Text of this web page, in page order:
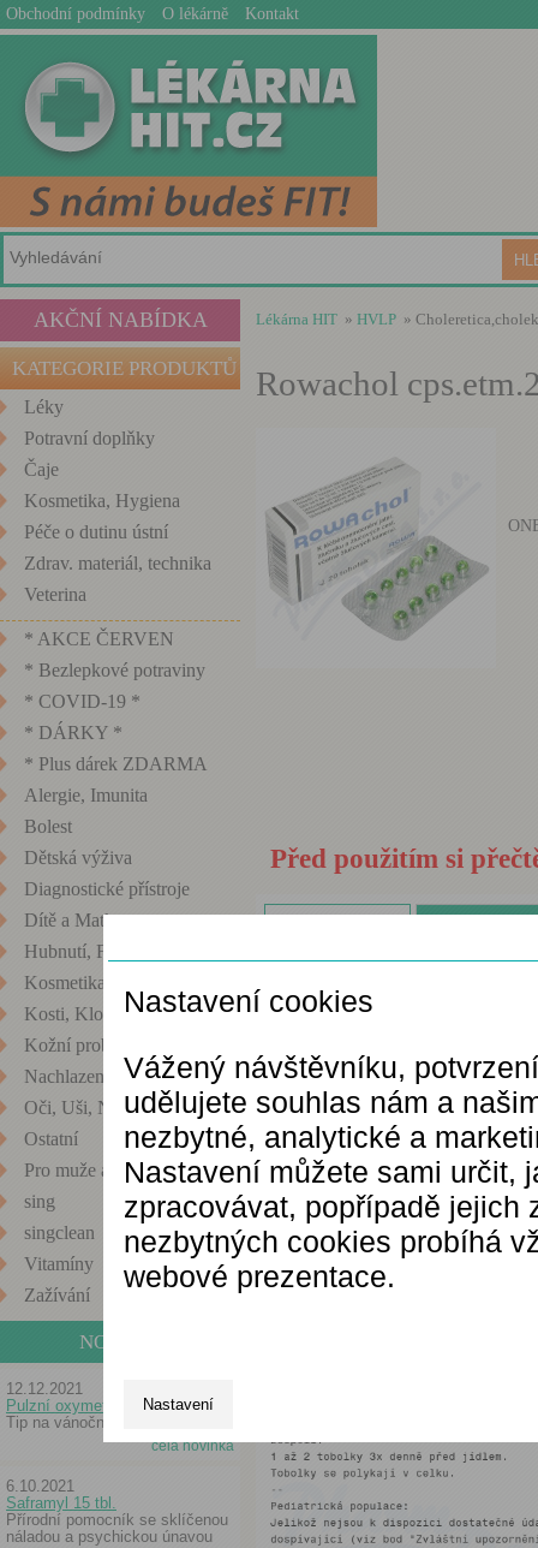
Obchodní podmínky O lékárně Kontakt
AKČNÍ NABÍDKA
KATEGORIE PRODUKTŮ
Léky
Potravní doplňky
Čaje
Kosmetika, Hygiena
Péče o dutinu ústní
Zdrav. materiál, technika
Veterina
* AKCE ČERVEN
* Bezlepkové potraviny
* COVID-19 *
* DÁRKY *
* Plus dárek ZDARMA
Alergie, Imunita
Bolest
Dětská výživa
Diagnostické přístroje
Dítě a Matka
Hubnutí, Fitness
Kosmetika
Kosti, Klouby
Kožní problémy
Nachlazení
Oči, Uši, Nos
Ostatní
Pro muže a ženy
sing
singclean
Vitamíny
Zažívání
NOVINKY
12.12.2021
Pulzní oxymetr
Tip na vánoční dárek
celá novinka
6.10.2021
Saframyl 15 tbl.
Přírodní pomocník se sklíčenou
náladou a psychickou únavou
Lékárna HIT » HVLP »
Rowachol
Před použitím si
Přípravek je určen k
kamenů. Čtěte
Nastavení cookies
Vážený návštěvníku,
udělujete souhlas nám a
nezbytné, analytické a
Nastavení můžete sami určit,
zpracovávat, popřípadě jejich
nezbytných cookies probíhá
webové prezentace.
Nastavení